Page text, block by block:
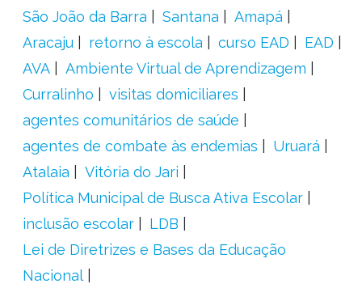
São João da Barra
Santana
Amapá
Aracaju
retorno à escola curso EAD
EAD
AVA
Ambiente Virtual de Aprendizagem
Curralinho
visitas domiciliares
agentes comunitários de saúde
agentes de combate às endemias
Uruará
Atalaia
Vitória do Jari
Política Municipal de Busca Ativa Escolar
inclusão escolar
LDB
Lei de Diretrizes e Bases da Educação
Nacional